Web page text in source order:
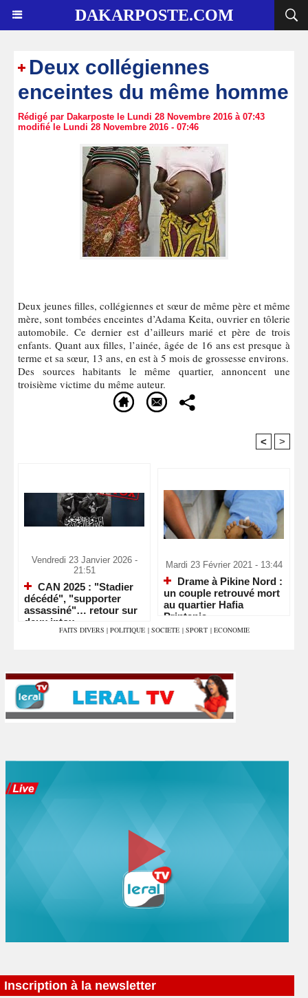
DAKARPOSTE.COM
​Deux collégiennes
enceintes du même homme
Rédigé par Dakarposte le Lundi 28 Novembre 2016 à 07:43
modifié le Lundi 28 Novembre 2016 - 07:46
Deux jeunes filles, collégiennes et sœur de même père et même
mère, sont tombées enceintes d’Adama Keita, ouvrier en tôlerie
automobile. Ce dernier est d’ailleurs marié et père de trois
enfants. Quant aux filles, l’ainée, âgée de 16 ans est presque à
terme et sa sœur, 13 ans, en est à 5 mois de grossesse environs.
Des sources habitants le même quartier, annoncent une
troisième victime du même auteur.
< >
Vendredi 23 Janvier 2026 -
21:51
CAN 2025 : "Stadier
décédé", "supporter
assassiné"… retour sur
deux intox
Mardi 23 Février 2021 - 13:44
Drame à Pikine Nord :
un couple retrouvé mort
au quartier Hafia
Printania
FAITS DIVERS | POLITIQUE | SOCIETE | SPORT | ECONOMIE
Inscription à la newsletter